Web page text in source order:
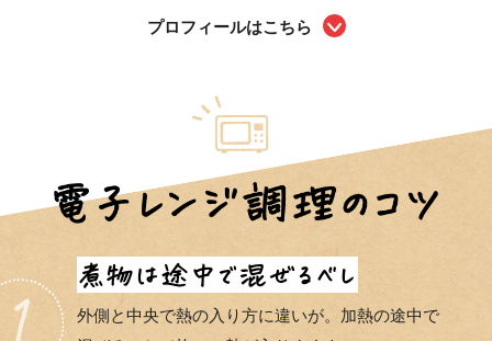
プロフィールはこちら
外側と中央で熱の入り方に違いが。加熱の途中で